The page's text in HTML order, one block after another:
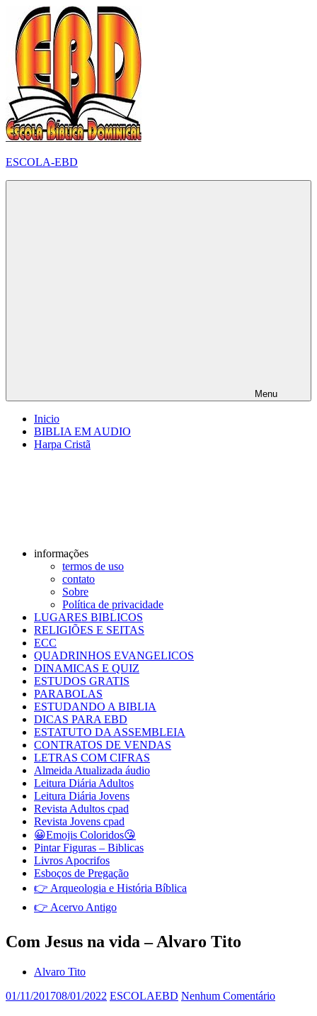
para
conteúdo
ESCOLA-EBD
Menu
Inicio
BIBLIA EM AUDIO
Harpa Cristã
informações
termos de uso
contato
Sobre
Política de privacidade
LUGARES BIBLICOS
RELIGIÕES E SEITAS
ECC
QUADRINHOS EVANGELICOS
DINAMICAS E QUIZ
ESTUDOS GRATIS
PARABOLAS
ESTUDANDO A BIBLIA
DICAS PARA EBD
ESTATUTO DA ASSEMBLEIA
CONTRATOS DE VENDAS
LETRAS COM CIFRAS
Almeida Atualizada áudio
Leitura Diária Adultos
Leitura Diária Jovens
Revista Adultos cpad
Revista Jovens cpad
😀Emojis Coloridos😘
Pintar Figuras – Biblicas
Livros Apocrifos
Esboços de Pregação
👉 Arqueologia e História Bíblica
👉 Acervo Antigo
Com Jesus na vida – Alvaro Tito
Alvaro Tito
01/11/201708/01/2022 ESCOLAEBD Nenhum Comentário